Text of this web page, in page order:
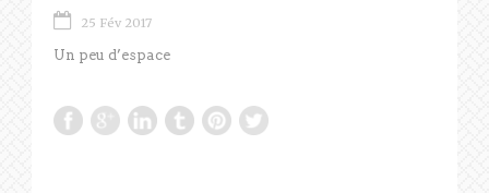
25 Fév 2017
Un peu d’espace